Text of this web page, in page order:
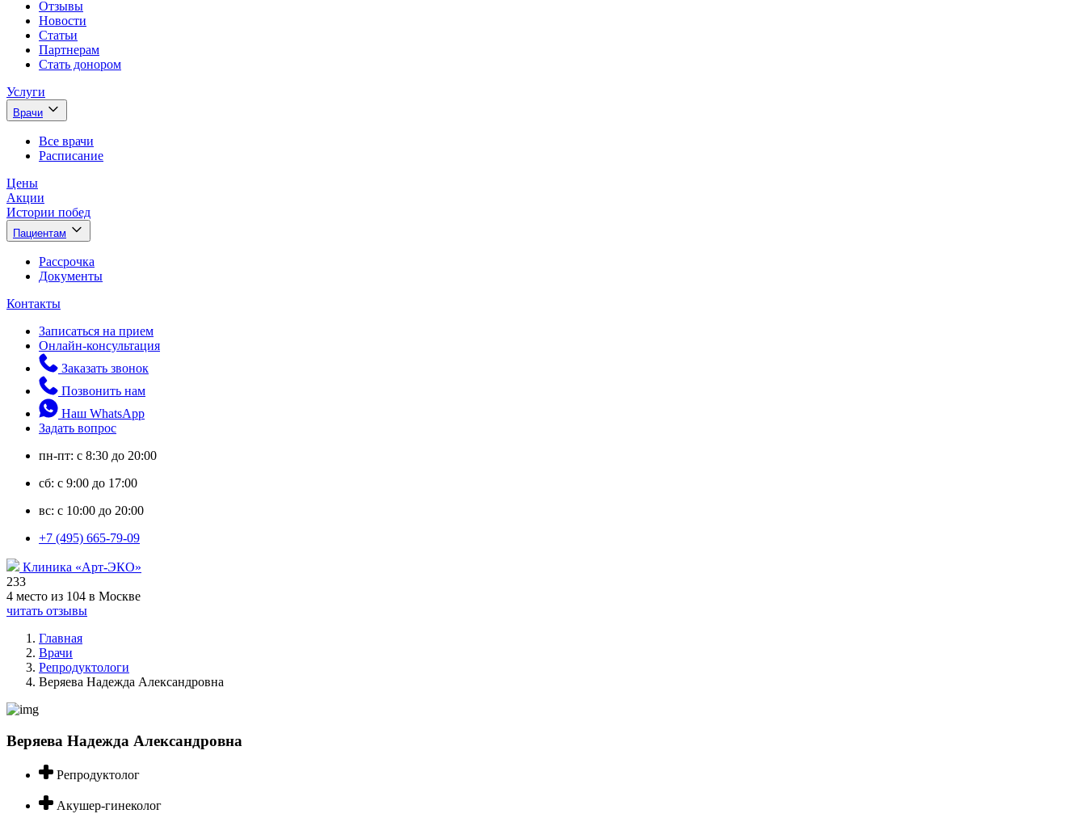
Отзывы
Новости
Статьи
Партнерам
Стать донором
Услуги
Врачи
Все врачи
Расписание
Цены
Акции
Истории побед
Пациентам
Рассрочка
Документы
Контакты
Записаться на прием
Онлайн-консультация
Заказать звонок
Позвонить нам
Наш WhatsApp
Задать вопрос
пн-пт: с 8:30 до 20:00
сб: с 9:00 до 17:00
вс: с 10:00 до 20:00
+7 (495) 665-79-09
Клиника «Арт-ЭКО»
233
4 место из 104 в Москве
читать отзывы
Главная
Врачи
Репродуктологи
Веряева Надежда Александровна
Веряева Надежда Александровна
Репродуктолог
Акушер-гинеколог